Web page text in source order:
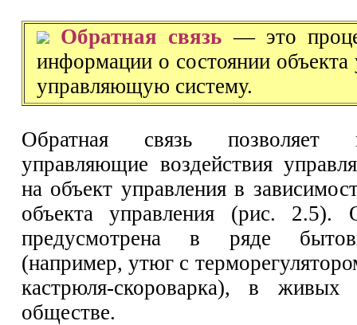
Обратная связь — это
информации о состоянии объекта
управляющую систему.
Обратная связь позволяет
управляющие воздействия
на объект управления в
объекта управления (рис. 2.5).
предусмотрена в ряде
(например, утюг с
кастрюля-скороварка), в живых
обществе.